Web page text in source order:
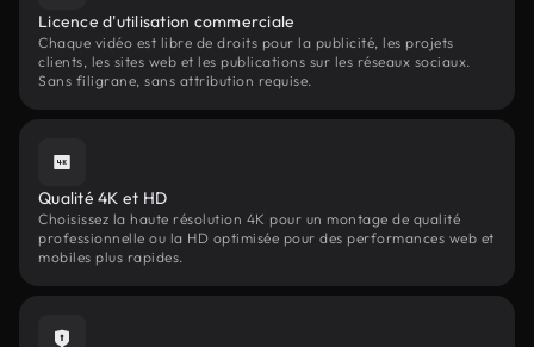
Licence d'utilisation commerciale
Chaque vidéo est libre de droits pour la publicité, les projets
clients, les sites web et les publications sur les réseaux sociaux.
Sans filigrane, sans attribution requise.
Qualité 4K et HD
Choisissez la haute résolution 4K pour un montage de qualité
professionnelle ou la HD optimisée pour des performances web et
mobiles plus rapides.